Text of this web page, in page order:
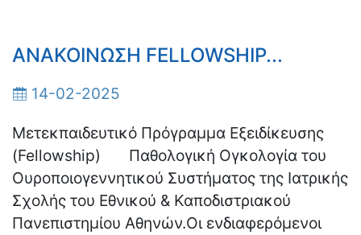
ΑΝΑΚΟΙΝΩΣΗ FELLOWSHIP...
14-02-2025
Μετεκπαιδευτικό Πρόγραμμα Εξειδίκευσης
(Fellowship) Παθολογική Ογκολογία του
Ουροποιογεννητικού Συστήματος της Ιατρικής
Σχολής του Εθνικού & Καποδιστριακού
Πανεπιστημίου Αθηνών.Οι ενδιαφερόμενοι